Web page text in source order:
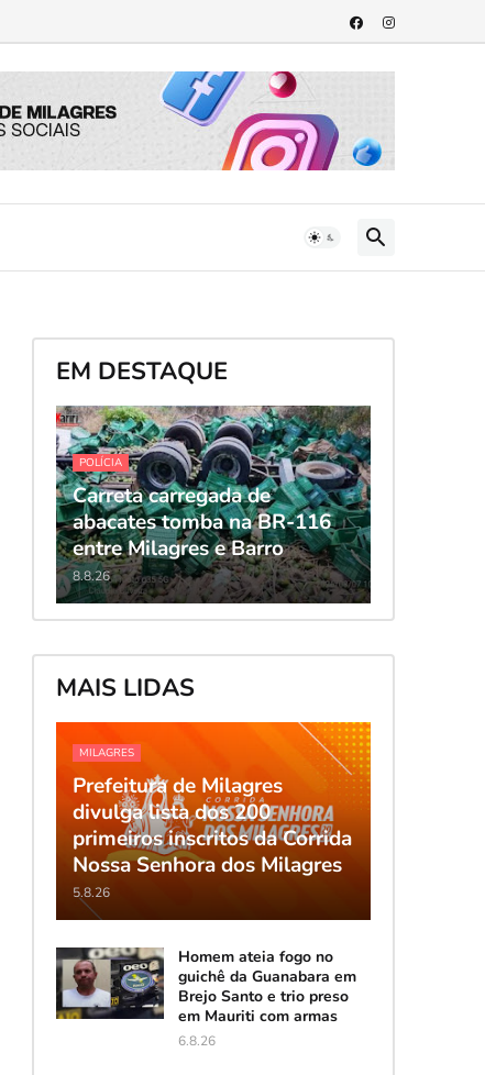
EM DESTAQUE
POLÍCIA
Carreta carregada de
abacates tomba na BR-116
entre Milagres e Barro
8.8.26
MAIS LIDAS
MILAGRES
Prefeitura de Milagres
divulga lista dos 200
primeiros inscritos da Corrida
Nossa Senhora dos Milagres
5.8.26
Homem ateia fogo no
guichê da Guanabara em
Brejo Santo e trio preso
em Mauriti com armas
6.8.26